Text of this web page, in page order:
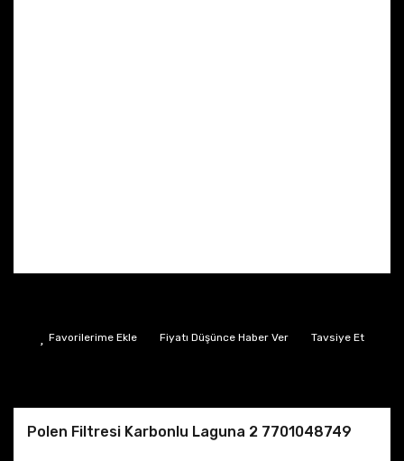
Fiyatı Düşünce Haber Ver Tavsiye Et
Polen Filtresi Karbonlu Laguna 2 7701048749